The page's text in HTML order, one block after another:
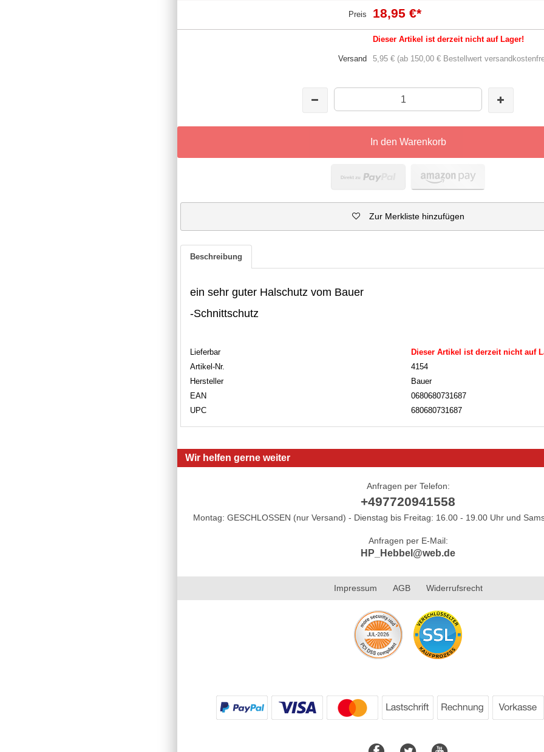
Preis 18,95 €*
Dieser Artikel ist derzeit nicht auf Lager!
Versand 5,95 € (ab 150,00 € Bestellwert
In den Warenkorb
Zur Merkliste hinzufügen
Beschreibung
ein sehr guter Halschutz vom Bauer
-Schnittschutz
Lieferbar
Dieser Artikel ist derzeit nicht auf
Artikel-Nr.
4154
Hersteller
Bauer
EAN
0680680731687
UPC
680680731687
Wir helfen gerne weiter
Anfragen per Telefon:
+497720941558
Montag: GESCHLOSSEN (nur Versand) - Dienstag bis Freitag: 16.00 - 19.00 Uhr und
Anfragen per E-Mail:
HP_Hebbel@web.de
Impressum AGB Widerrufsrecht